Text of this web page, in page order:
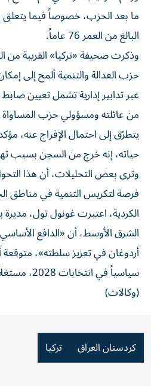
ما بعد الحزب، خصوصاً فيما يتعلق
البالغ من العمر 76 عاماً.
وذكرت صحيفة «تركيا» القريبة من
حزب العدالة والتنمية ألمح إلى
عبر تدابير إدارية تشمل تعيين ضابط
من عائلته ومسؤولي حزب المساواة
يتطرّق إلى احتمال الإفراج عنه،
حياته، إنه خرج من السجن بسبب
وترى بعض التحليلات، أن هذا
فرصة لتكريس التنمية في مناطق
الكردية، اعتبرت غونول تول،
الشرق الأوسط، أن «الدافع
أردوغان في تعزيز سلطته»،
سياسياً في
(وكالات)
كردستان العراق تركيا